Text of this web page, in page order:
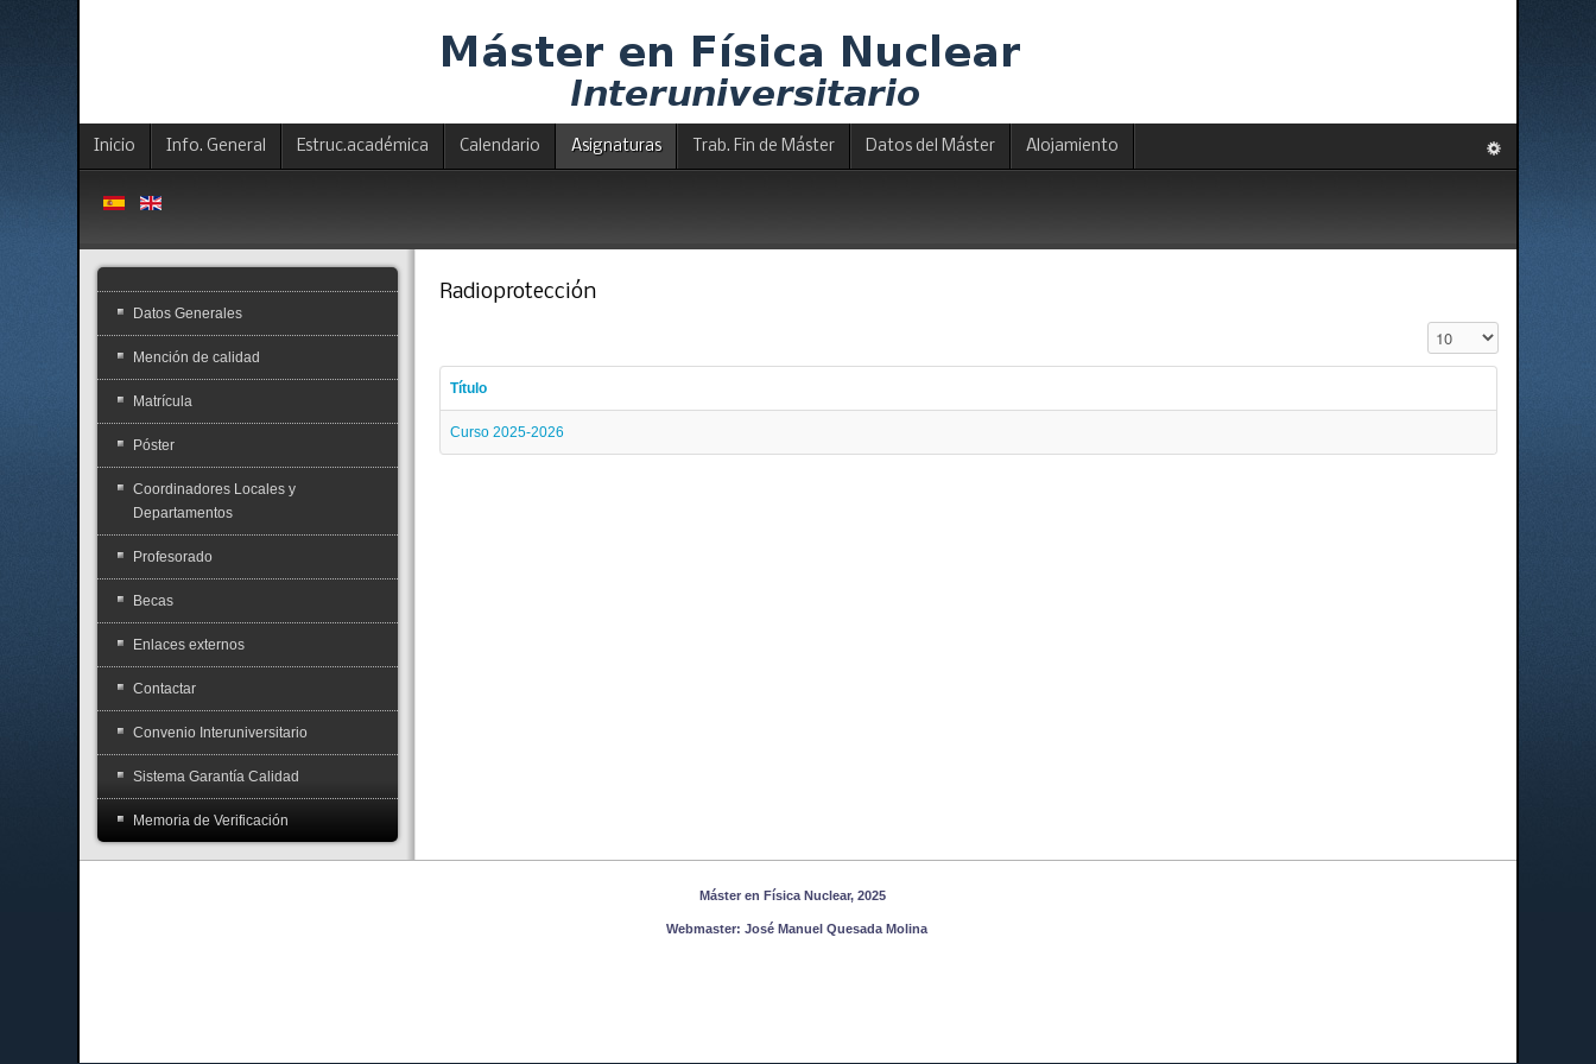
Inicio Info. General Estruc.académica Calendario Asignaturas Trab. Fin de Máster Datos del Máster Alojamiento
Radioprotección
Cantidad a mostrar
Título
Curso 2025-2026
Datos Generales
Mención de calidad
Matrícula
Póster
Coordinadores Locales y
Departamentos
Profesorado
Becas
Enlaces externos
Contactar
Convenio Interuniversitario
Sistema Garantía Calidad
Memoria de Verificación
Máster en Física Nuclear, 2025
Webmaster: José Manuel Quesada Molina